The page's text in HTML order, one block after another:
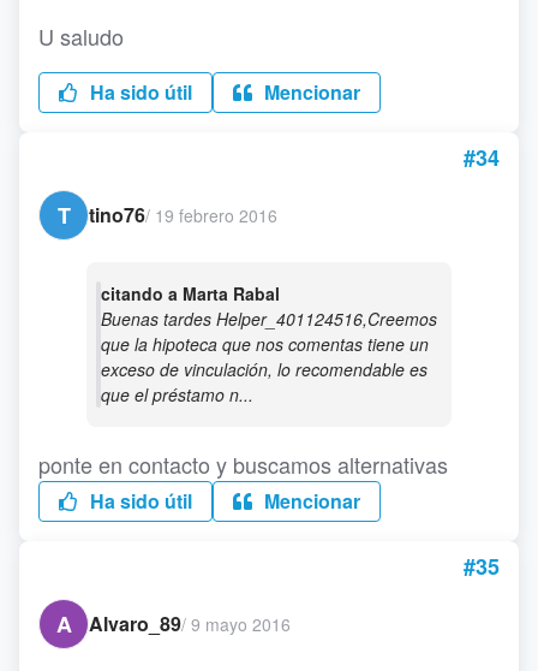
U saludo
Ha sido útil Mencionar
#34
T
tino76/ 19 febrero 2016
citando a Marta Rabal
Buenas tardes Helper_401124516,Creemos
que la hipoteca que nos comentas tiene un
exceso de vinculación, lo recomendable es
que el préstamo n...
ponte en contacto y buscamos alternativas
Ha sido útil Mencionar
#35
A
Alvaro_89/ 9 mayo 2016